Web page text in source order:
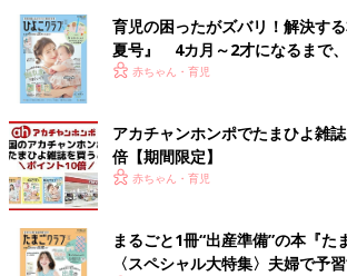
育児の困ったがズバリ！解決す
夏号』 4カ月～2才になるまで
いっぱい！
赤ちゃん・育児
アカチャンホンポでたまひよ雑
倍【期間限定】
赤ちゃん・育児
まるごと1冊“出産準備”の本『た
〈スペシャル大特集〉夫婦で予